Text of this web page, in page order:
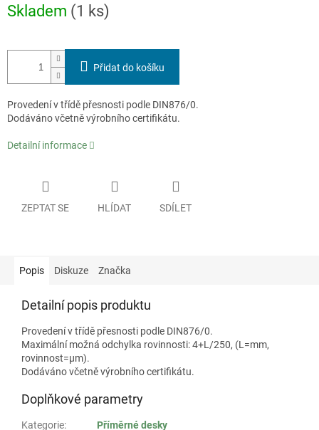
cena:
Skladem (1 ks)
Přidat do košíku
Provedení v třídě přesnosti podle DIN876/0.
Dodáváno včetně výrobního certifikátu.
Detailní informace
ZEPTAT SE HLÍDAT SDÍLET
Popis Diskuze Značka
Detailní popis produktu
Provedení v třídě přesnosti podle DIN876/0.
Maximální možná odchylka rovinnosti: 4+L/250, (L=mm,
rovinnost=µm).
Dodáváno včetně výrobního certifikátu.
Doplňkové parametry
Kategorie: Příměrné desky